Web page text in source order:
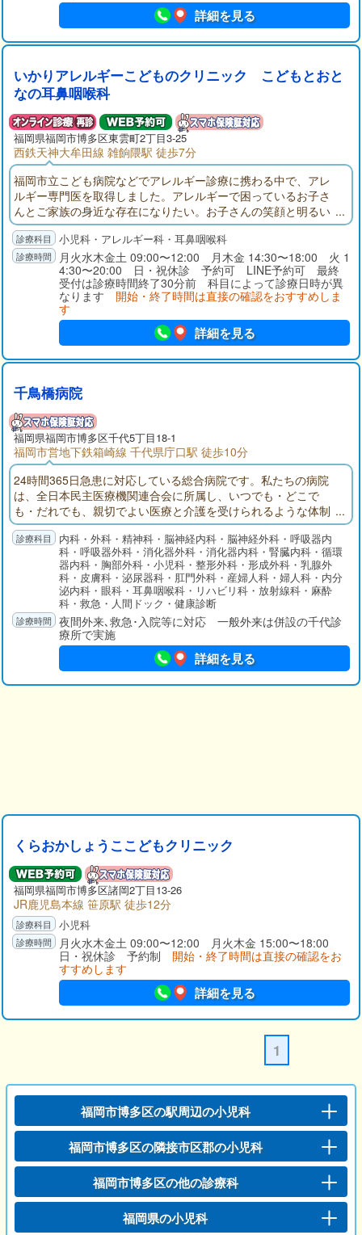
詳細を見る
いかりアレルギーこどものクリニック こどもとおと
なの耳鼻咽喉科
福岡県福岡市博多区東雲町2丁目3-25
西鉄天神大牟田線 雑餉隈駅 徒歩7分
福岡市立こども病院などでアレルギー診療に携わる中で、アレ
ルギー専門医を取得しました。アレルギーで困っているお子さ
んとご家族の身近な存在になりたい。お子さんの笑顔と明るい
未来のためにできることは全部やりたい！そんな想いでクリニ
ックを開院することとなりました。アレルギーに関わらず、お
子様に関わる全てのことに真摯に取り組んでいきますので、な
んでも気軽にご相談ください。
小児科・アレルギー科・耳鼻咽喉科
月火水木金土 09:00〜12:00 月木金 14:30〜18:00 火 1
4:30〜20:00 日・祝休診 予約可 LINE予約可 最終
受付は診療時間終了30分前 科目によって診療日時が異
なります 開始・終了時間は直接の確認をおすすめしま
す
詳細を見る
千鳥橋病院
福岡県福岡市博多区千代5丁目18-1
福岡市営地下鉄箱崎線 千代県庁口駅 徒歩10分
24時間365日急患に対応している総合病院です。私たちの病院
は、全日本民主医療機関連合会に所属し、いつでも・どこで
も・だれでも、親切でよい医療と介護を受けられるような体制
をめざして、救急医療・慢性疾患管理・リハビリテーション・
通所リハビリ・施設介護・健診まで、幅広く医療・福祉活動に
取り組んでおります。当院では差額ベッド料はいただいており
ません。また無料低額診療を実施しております。
内科・外科・精神科・脳神経内科・脳神経外科・呼吸器内
科・呼吸器外科・消化器外科・消化器内科・腎臓内科・循環
器内科・胸部外科・小児科・整形外科・形成外科・乳腺外
科・皮膚科・泌尿器科・肛門外科・産婦人科・婦人科・内分
泌内科・眼科・耳鼻咽喉科・リハビリ科・放射線科・麻酔
科・救急・人間ドック・健康診断
夜間外来､救急･入院等に対応 一般外来は併設の千代診
療所で実施
詳細を見る
くらおかしょうここどもクリニック
福岡県福岡市博多区諸岡2丁目13-26
JR鹿児島本線 笹原駅 徒歩12分
小児科
月火水木金土 09:00〜12:00 月火木金 15:00〜18:00
日・祝休診 予約制 開始・終了時間は直接の確認をお
すすめします
詳細を見る
1
福岡市博多区の駅周辺の小児科
福岡市博多区の隣接市区郡の小児科
福岡市博多区の他の診療科
福岡県の小児科